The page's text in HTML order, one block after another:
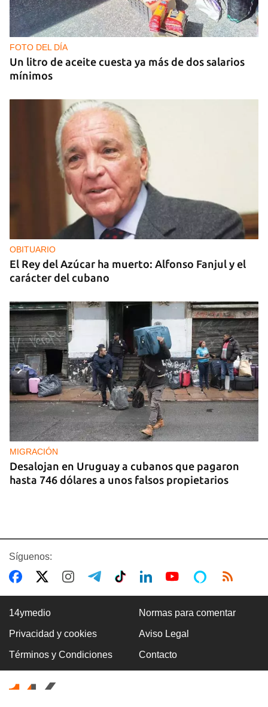
GUERRA
Al menos 17 muertos y 44 heridos en ataques
nocturnos de Rusia sobre la región de Kiev
FOTO DEL DÍA
Un litro de aceite cuesta ya más de dos salarios
mínimos
OBITUARIO
El Rey del Azúcar ha muerto: Alfonso Fanjul y el
carácter del cubano
MIGRACIÓN
Desalojan en Uruguay a cubanos que pagaron
hasta 746 dólares a unos falsos propietarios
CUBA
Los Supertanqueros están de nuevo en el
horizonte de Matanzas, aunque sin funcionar
Síguenos:
14ymedio Normas para comentar
Privacidad y cookies Aviso Legal
Términos y Condiciones Contacto